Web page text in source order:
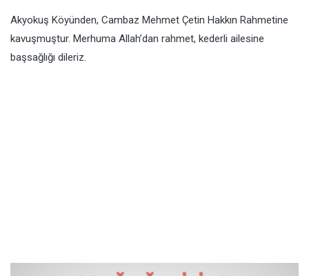
Akyokuş Köyünden, Cambaz Mehmet Çetin Hakkın Rahmetine
kavuşmuştur. Merhuma Allah’dan rahmet, kederli ailesine
başsağlığı dileriz.